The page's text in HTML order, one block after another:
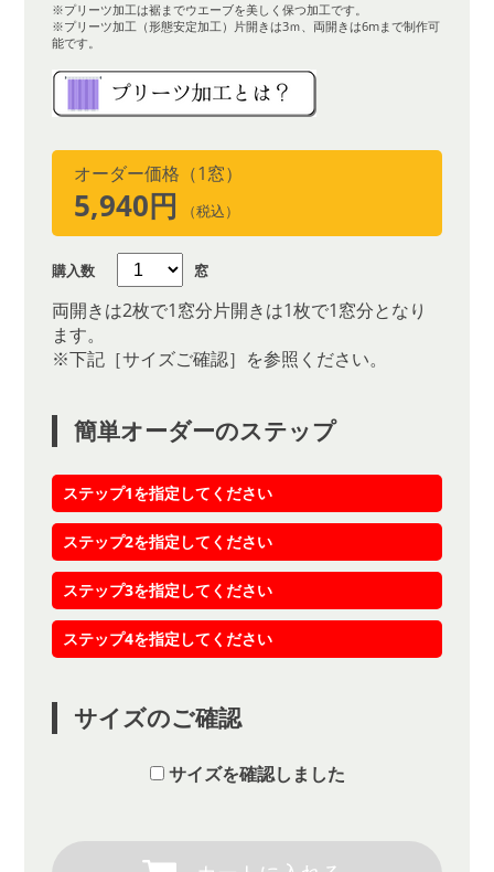
※プリーツ加工は裾までウエーブを美しく保つ加工です。
※プリーツ加工（形態安定加工）片開きは3ｍ、両開きは6mまで制作可
能です。
オーダー価格（1窓）
5,940円 （税込）
購入数 窓
両開きは2枚で1窓分片開きは1枚で1窓分となり
ます。
※下記［サイズご確認］を参照ください。
簡単オーダーのステップ
ステップ1を指定してください
ステップ2を指定してください
ステップ3を指定してください
ステップ4を指定してください
サイズのご確認
サイズを確認しました